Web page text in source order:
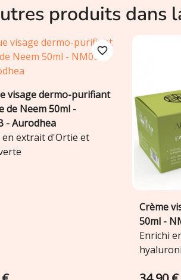
produits dans
Ajouter au panier
favorite_border
visage dermo-purifiant
de Neem 50ml -
- Aurodhea
en extrait d'Ortie et

Crème
50ml -
Enrichi